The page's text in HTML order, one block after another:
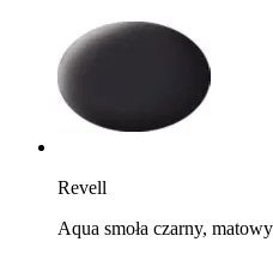
Revell
Aqua smoła czarny, matowy